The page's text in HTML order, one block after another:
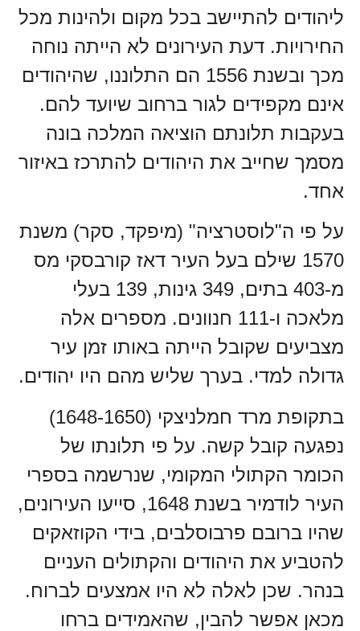
ליהודים להתיישב בכל מקום ולהינות מכל
החירויות. דעת העירונים לא הייתה נוחה
מכך ובשנת 1556 הם התלוננו, שהיהודים
אינם מקפידים לגור ברחוב שיועד להם.
בעקבות תלונתם הוציאה המלכה בונה
מסמך שחייב את היהודים להתרכז באיזור
אחד.
על פי ה"לוסטרציה" (מיפקד, סקר) משנת
1570 שילם בעל העיר דאז קורבסקי מס
מ-403 בתים, 349 גינות, 139 בעלי
מלאכה ו-111 חנוונים. מספרים אלה
מצביעים שקובל הייתה באותו זמן עיר
גדולה למדי. בערך שליש מהם היו יהודים.
בתקופת מרד חמלניצקי (1648-1650)
נפגעה קובל קשה. על פי תלונתו של
הכומר הקתולי המקומי, שנרשמה בספרי
העיר לודמיר בשנת 1648, סייעו העירונים,
שהיו ברובם פרבוסלבים, בידי הקוזאקים
להטביע את היהודים והקתולים העניים
בנהר. שכן לאלה לא היו אמצעים לברוח.
מכאן אפשר להבין, שהאמידים ברחו